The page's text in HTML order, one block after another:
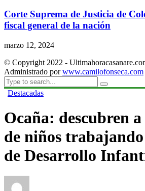
Corte Suprema de Justicia de
fiscal general de la nación
marzo 12, 2024
© Copyright 2022 -
Administrado porwww.camilofonseca.com
Destacadas
Ocaña: descubren
de niños
de Desarrollo